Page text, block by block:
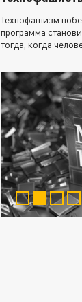
Технофашизм
программа
тогда, когда